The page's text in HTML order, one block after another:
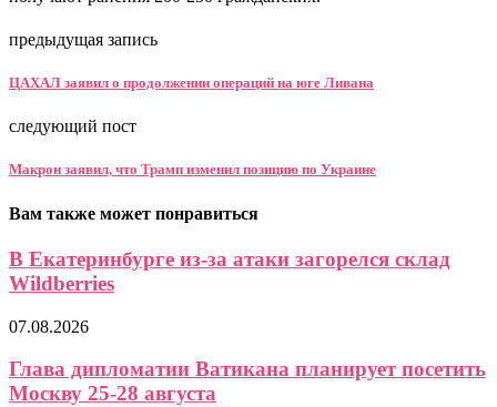
предыдущая запись
ЦАХАЛ заявил о продолжении операций на юге Ливана
следующий пост
Макрон заявил, что Трамп изменил позицию по Украине
Вам также может понравиться
В Екатеринбурге из-за атаки загорелся склад
Wildberries
07.08.2026
Глава дипломатии Ватикана планирует посетить
Москву 25-28 августа